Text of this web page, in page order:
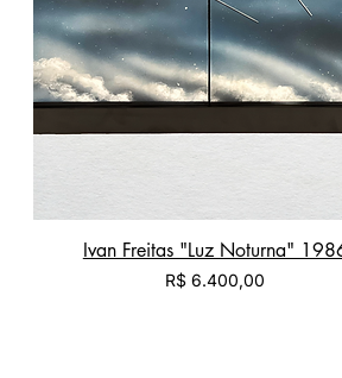
Ivan Freitas "Luz Noturna"
Preço
R$ 6.400,00